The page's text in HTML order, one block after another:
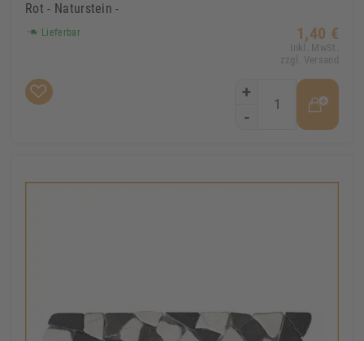
Rot - Naturstein -
Lieferbar 1,40 €
Inkl. MwSt.
zzgl. Versand
+
-